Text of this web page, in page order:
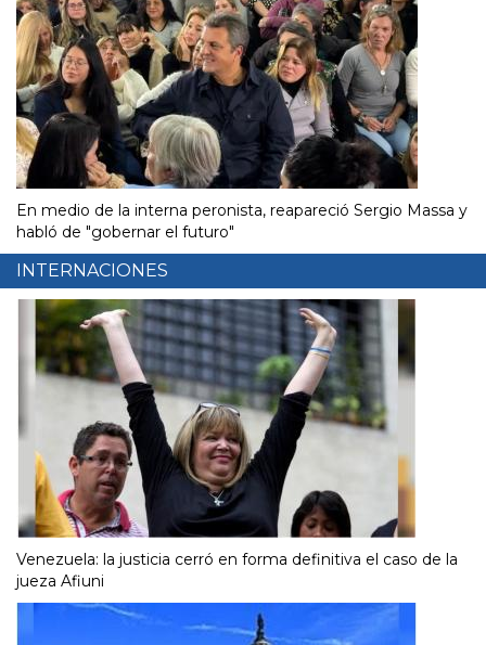
En medio de la interna peronista, reapareció Sergio Massa y
habló de "gobernar el futuro"
INTERNACIONES
Venezuela: la justicia cerró en forma definitiva el caso de la
jueza Afiuni